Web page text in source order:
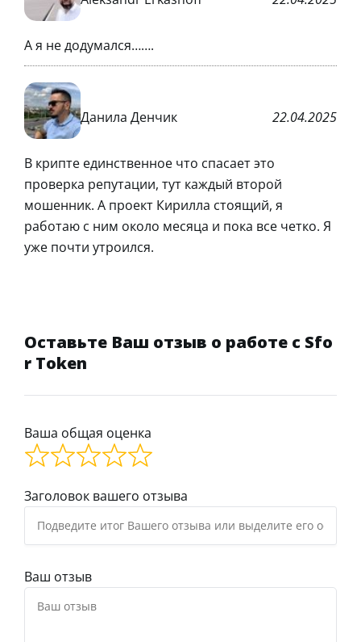
А я не додумался…….
Данила Денчик 22.04.2025
В крипте единственное что спасает это
проверка репутации, тут каждый второй
мошенник. А проект Кирилла стоящий, я
работаю с ним около месяца и пока все четко. Я
уже почти утроился.
Оставьте Ваш отзыв о работе с Sfo
r Token
Ваша общая оценка
Заголовок вашего отзыва
Ваш отзыв